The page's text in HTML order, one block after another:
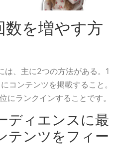
を増やす方
は、主に2つの方法がある。1
コンテンツを掲載すること。
にランクインすることです。
ディエンスに最
テンツをフィー